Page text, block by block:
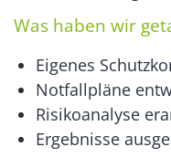
Was haben wir
Eigenes
Notfallpläne
Risikoanalyse
Ergebnisse